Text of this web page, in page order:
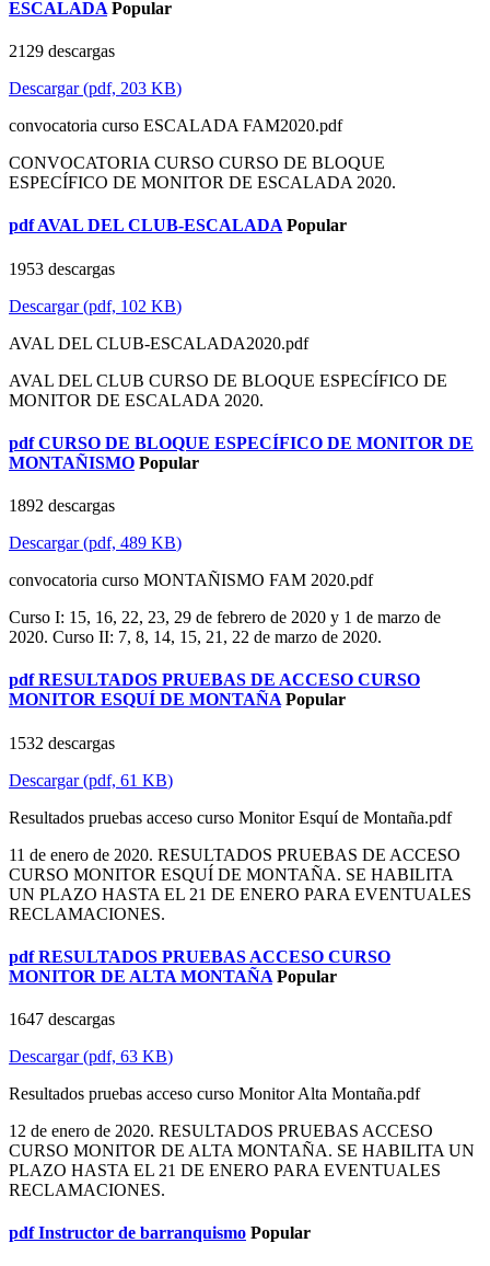
ESCALADA Popular
2129 descargas
Descargar(pdf, 203 KB)
convocatoria curso ESCALADA FAM2020.pdf
CONVOCATORIA CURSO CURSO DE BLOQUE
ESPECÍFICO DE MONITOR DE ESCALADA 2020.
pdf AVAL DEL CLUB-ESCALADA Popular
1953 descargas
Descargar(pdf, 102 KB)
AVAL DEL CLUB-ESCALADA2020.pdf
AVAL DEL CLUB CURSO DE BLOQUE ESPECÍFICO DE
MONITOR DE ESCALADA 2020.
pdf CURSO DE BLOQUE ESPECÍFICO DE MONITOR DE
MONTAÑISMO Popular
1892 descargas
Descargar(pdf, 489 KB)
convocatoria curso MONTAÑISMO FAM 2020.pdf
Curso I: 15, 16, 22, 23, 29 de febrero de 2020 y 1 de marzo de
2020. Curso II: 7, 8, 14, 15, 21, 22 de marzo de 2020.
pdf RESULTADOS PRUEBAS DE ACCESO CURSO
MONITOR ESQUÍ DE MONTAÑA Popular
1532 descargas
Descargar(pdf, 61 KB)
Resultados pruebas acceso curso Monitor Esquí de Montaña.pdf
11 de enero de 2020. RESULTADOS PRUEBAS DE ACCESO
CURSO MONITOR ESQUÍ DE MONTAÑA. SE HABILITA
UN PLAZO HASTA EL 21 DE ENERO PARA EVENTUALES
RECLAMACIONES.
pdf RESULTADOS PRUEBAS ACCESO CURSO
MONITOR DE ALTA MONTAÑA Popular
1647 descargas
Descargar(pdf, 63 KB)
Resultados pruebas acceso curso Monitor Alta Montaña.pdf
12 de enero de 2020. RESULTADOS PRUEBAS ACCESO
CURSO MONITOR DE ALTA MONTAÑA. SE HABILITA UN
PLAZO HASTA EL 21 DE ENERO PARA EVENTUALES
RECLAMACIONES.
pdf Instructor de barranquismo Popular